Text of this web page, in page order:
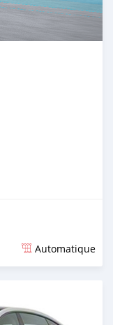
Automatique